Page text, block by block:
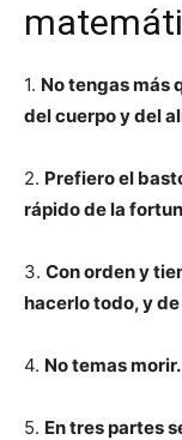
1. No tengas más
del cuerpo y del
2. Prefiero el
rápido de la
3. Con orden y
hacerlo todo, y
4. No temas
5. En tres partes